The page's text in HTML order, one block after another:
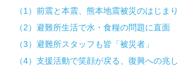
（1）前震と本震、熊本地震被災のはじまり
（2）避難所生活で水・食糧の問題に直面
（3）避難所スタッフも皆「被災者」
（4）支援活動で笑顔が戻る、復興への兆し